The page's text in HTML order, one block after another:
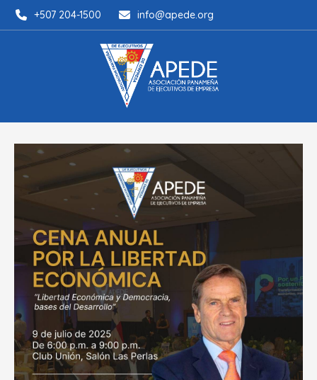
+507 204-1500 info@apede.org